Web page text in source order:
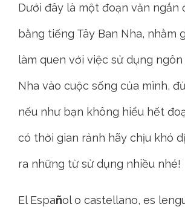
Dưới đây là một đoạn văn ngắn
bằng tiếng Tây Ban Nha, nhằm
làm quen với việc sử dụng ngôn
Nha vào cuộc sống của mình,
nếu như bạn không hiểu hết
có thời gian rảnh hãy chịu khó
ra những từ sử dụng nhiều nhé!
El Español o castellano, es